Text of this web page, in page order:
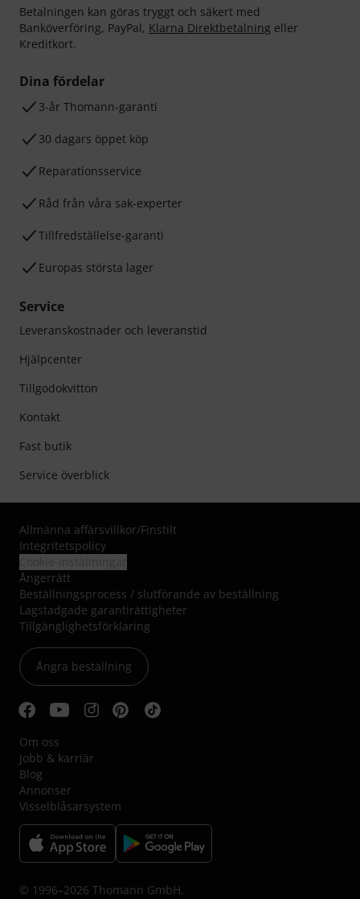
Betalningen kan göras tryggt och säkert med
Banköverföring, PayPal, Klarna Direktbetalning eller
Kreditkort.
Dina fördelar
3-år Thomann-garanti
30 dagars öppet köp
Reparationsservice
Råd från våra sak-experter
Tillfredställelse-garanti
Europas största lager
Service
Leveranskostnader och leveranstid
Hjälpcenter
Tillgodokvitton
Kontakt
Fast butik
Service överblick
Allmänna affärsvillkor/Finstilt
Integritetspolicy
Ångerrätt
Beställningsprocess / slutförande av beställning
Lagstadgade garantirättigheter
Tillgänglighetsförklaring
Ångra beställning
Om oss
Jobb & karriär
Blog
Annonser
Visselblåsarsystem
© 1996–2026 Thomann GmbH.